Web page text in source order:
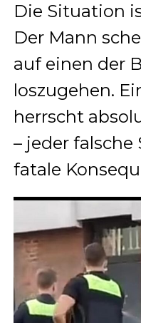
Die Situation
Der Mann
auf einen der
loszugehen.
herrscht
– jeder
fatale